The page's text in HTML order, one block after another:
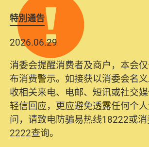
特別通告
2026.06.29
消委会提醒消费者及商户，本会
布消费警示。如接获以消委会名
收相关来电、电邮、短讯或社交
轻信回应，更应避免透露任何个
问，请致电防骗易热线18222或
2222查询。